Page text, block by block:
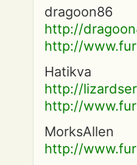
dragoon86
http://
http://
Hatikva
http://
http://
MorksAllen
http://